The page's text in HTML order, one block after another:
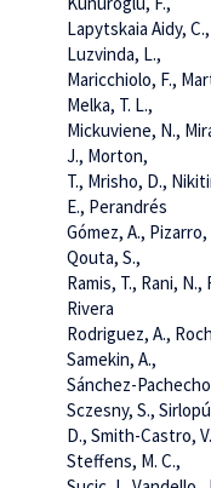
Lapytskaia Aidy,
Luzvinda, L.,
Maricchiolo, F.,
Melka, T. L.,
Mickuviene, N.,
J., Morton,
T., Mrisho, D.,
E., Perandrés
Gómez, A.,
Qouta, S.,
Ramis, T., Rani,
Rivera
Rodriguez, A.,
Samekin, A.,
Sánchez-
Sczesny, S.,
D., Smith-Castro,
Steffens, M. C.,